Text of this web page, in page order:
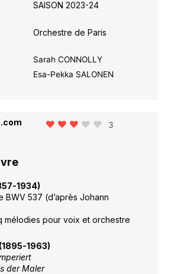
SAISON 2023-24
Orchestre de Paris
Sarah CONNOLLY
Esa-Pekka SALONEN
3
1934)
BWV 537 (d’après Johann
mélodies pour voix et orchestre
1963)
der Maler